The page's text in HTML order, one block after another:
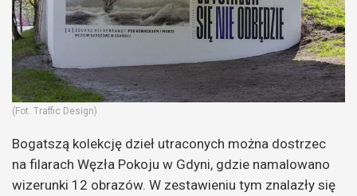
(Fot. Traffic Design)
Bogatszą kolekcję dzieł utraconych można dostrzec
na filarach Węzła Pokoju w Gdyni, gdzie namalowano
wizerunki 12 obrazów. W zestawieniu tym znalazły się